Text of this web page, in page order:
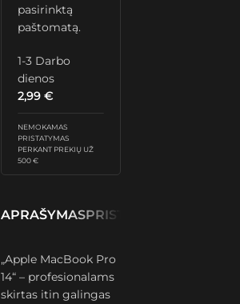
pasirinktą
paštomatą.
1-3 Darbo
dienos
2,99€
NEMOKAMAS
PRISTATYMAS
PERKANT PREKIŲ UŽ
500 €
APRAŠYMASPRISTATYMAS IR
„Apple MacBook Pro
14“ – profesionalams
skirtas itin galingas